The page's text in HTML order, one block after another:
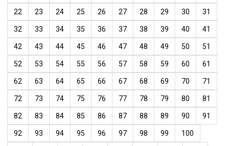
22 23 24 25 26 27 28 29 30 31
32 33 34 35 36 37 38 39 40 41
42 43 44 45 46 47 48 49 50 51
52 53 54 55 56 57 58 59 60 61
62 63 64 65 66 67 68 69 70 71
72 73 74 75 76 77 78 79 80 81
82 83 84 85 86 87 88 89 90 91
92 93 94 95 96 97 98 99 100